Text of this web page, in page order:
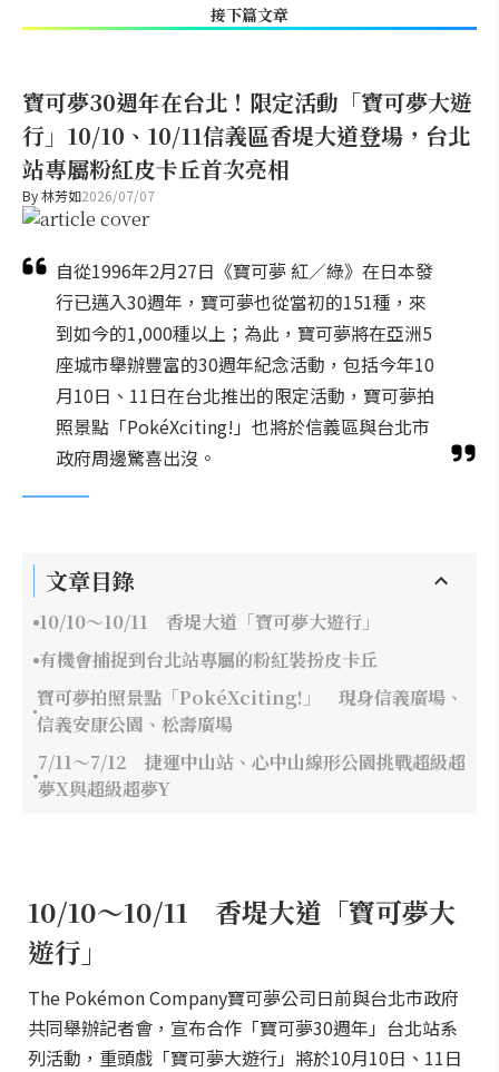
接下篇文章
寶可夢30週年在台北！限定活動「寶可夢大遊
行」10/10、10/11信義區香堤大道登場，台北
站專屬粉紅皮卡丘首次亮相
By林芳如2026/07/07
自從1996年2月27日《寶可夢 紅／綠》在日本發
行已邁入30週年，寶可夢也從當初的151種，來
到如今的1,000種以上；為此，寶可夢將在亞洲5
座城市舉辦豐富的30週年紀念活動，包括今年10
月10日、11日在台北推出的限定活動，寶可夢拍
照景點「PokéXciting!」也將於信義區與台北市
政府周邊驚喜出沒。
文章目錄
10/10～10/11 香堤大道「寶可夢大遊行」
有機會捕捉到台北站專屬的粉紅裝扮皮卡丘
寶可夢拍照景點「PokéXciting!」 現身信義廣場、
信義安康公園、松壽廣場
7/11～7/12 捷運中山站、心中山線形公園挑戰超級超
夢X與超級超夢Y
10/10～10/11 香堤大道「寶可夢大
遊行」
The Pokémon Company寶可夢公司日前與台北市政府
共同舉辦記者會，宣布合作「寶可夢30週年」台北站系
列活動，重頭戲「寶可夢大遊行」將於10月10日、11日